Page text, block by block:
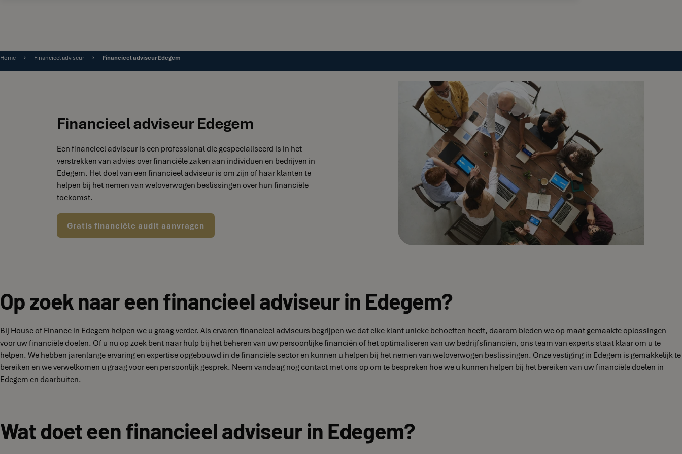
Home Financieel adviseur Financieel adviseur Edegem
Financieel adviseur Edegem
Een financieel adviseur is een professional die gespecialiseerd is in het
verstrekken van advies over financiële zaken aan individuen en bedrijven in
Edegem. Het doel van een financieel adviseur is om zijn of haar klanten te
helpen bij het nemen van weloverwogen beslissingen over hun financiële
toekomst.
Gratis financiële audit aanvragen
Op zoek naar een financieel adviseur in Edegem?
Bij House of Finance in Edegem helpen we u graag verder. Als ervaren financieel adviseurs begrijpen we dat elke klant unieke behoeften heeft, daarom bieden we op maat gemaakte oplossingen
voor uw financiële doelen. Of u nu op zoek bent naar hulp bij het beheren van uw persoonlijke financiën of het optimaliseren van uw bedrijfsfinanciën, ons team van experts staat klaar om u te
helpen. We hebben jarenlange ervaring en expertise opgebouwd in de financiële sector en kunnen u helpen bij het nemen van weloverwogen beslissingen. Onze vestiging in Edegem is gemakkelijk te
bereiken en we verwelkomen u graag voor een persoonlijk gesprek. Neem vandaag nog contact met ons op om te bespreken hoe we u kunnen helpen bij het bereiken van uw financiële doelen in
Edegem en daarbuiten.
Wat doet een financieel adviseur in Edegem?